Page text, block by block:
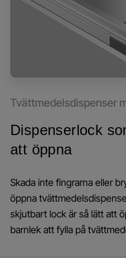
Tvättmedelsdispenser
Dispenserlock
att öppna
Skada inte fingrarna eller
öppna
skjutbart lock är så lätt att
barnlek att fylla på